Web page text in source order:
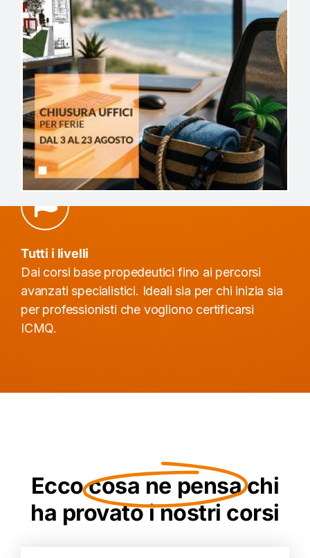
Docenti esperti e assistenza prioritaria
Professionisti con esperienza reale sul campo.
Chat / ticket / call dedicati per dubbi, revisione
elaborati e feedback personalizzato.
Tutti i livelli
Dai corsi base propedeutici fino ai percorsi
avanzati specialistici. Ideali sia per chi inizia sia
per professionisti che vogliono certificarsi
ICMQ.
Eccocosa ne pensachi
ha provato i nostri corsi